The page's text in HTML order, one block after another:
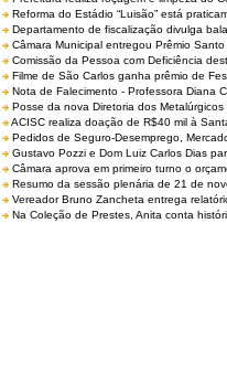
Reforma do Estádio “Luisão” está
Departamento de fiscalização divulga
Câmara Municipal entregou Prêmio
Comissão da Pessoa com Deficiência
Filme de São Carlos ganha prêmio de
Nota de Falecimento - Professora Diana
Posse da nova Diretoria dos
ACISC realiza doação de R$40 mil à
Pedidos de Seguro-Desemprego,
Gustavo Pozzi e Dom Luiz Carlos Dias
Câmara aprova em primeiro turno o
Resumo da sessão plenária de 21 de
Vereador Bruno Zancheta entrega
Na Coleção de Prestes, Anita conta